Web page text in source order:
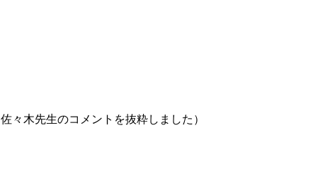
々木先生のコメントを抜粋しました）